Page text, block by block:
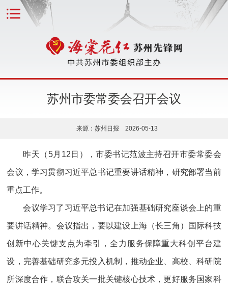
苏州市委常委会召开会议
来源：苏州日报 2026-05-13
昨天（5月12日），市委书记范波主持召开市委常委会
会议，学习贯彻习近平总书记重要讲话精神，研究部署当前
重点工作。
会议学习了习近平总书记在加强基础研究座谈会上的重
要讲话精神。会议指出，要以建设上海（长三角）国际科技
创新中心关键支点为牵引，全力服务保障重大科创平台建
设，完善基础研究多元投入机制，推动企业、高校、科研院
所深度合作，联合攻关一批关键核心技术，更好服务国家科